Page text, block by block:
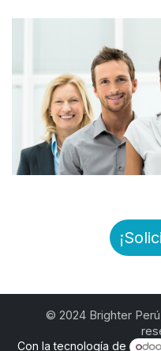
© 2024 Brighter
Con la tecnología de